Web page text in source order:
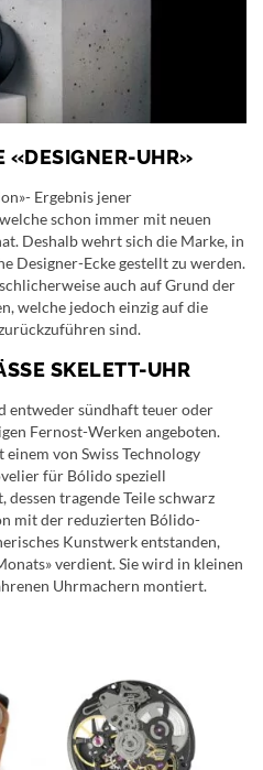
«DESIGNER-UHR»
Ergebnis jener
schon immer mit neuen
Deshalb wehrt sich die Marke, in
Designer-Ecke gestellt zu werden.
auch auf Grund der
welche jedoch einzig auf die
sind.
SKELETT-UHR
entweder sündhaft teuer oder
Fernost-Werken angeboten.
von Swiss Technology
für Bólido speziell
tragende Teile schwarz
mit der reduzierten Bólido-
Kunstwerk entstanden,
verdient. Sie wird in kleinen
Uhrmachern montiert.